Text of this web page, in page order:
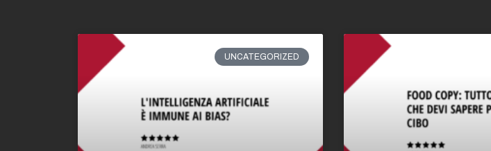
UNCATEGORIZED